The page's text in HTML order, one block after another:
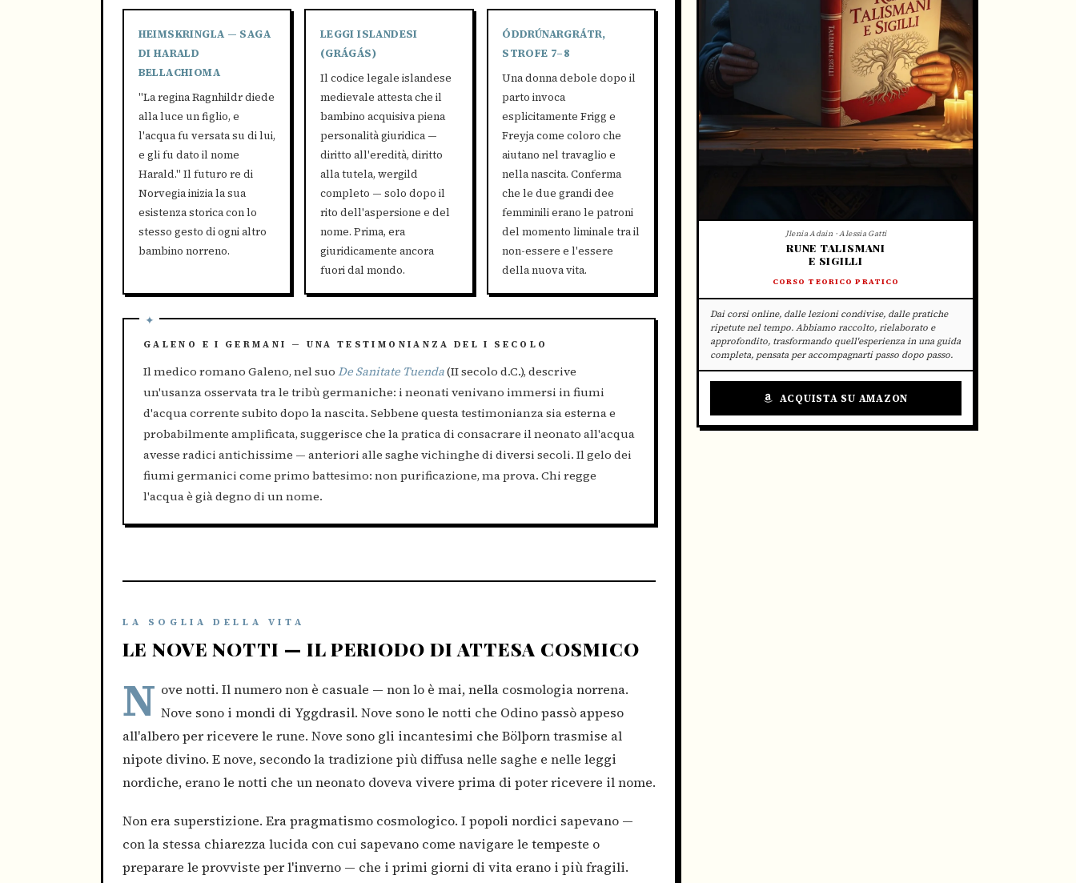
HEIMSKRINGLA — SAGA
DI HARALD
BELLACHIOMA
"La regina Ragnhildr diede
alla luce un figlio, e
l'acqua fu versata su di lui,
e gli fu dato il nome
Harald." Il futuro re di
Norvegia inizia la sua
esistenza storica con lo
stesso gesto di ogni altro
bambino norreno.
LEGGI ISLANDESI
(GRÁGÁS)
Il codice legale islandese
medievale attesta che il
bambino acquisiva piena
personalità giuridica —
diritto all'eredità, diritto
alla tutela, wergild
completo — solo dopo il
rito dell'aspersione e del
nome. Prima, era
giuridicamente ancora
fuori dal mondo.
ÓDDRÚNARGRÁTR,
STROFE 7–8
Una donna debole dopo il
parto invoca
esplicitamente Frigg e
Freyja come coloro che
aiutano nel travaglio e
nella nascita. Conferma
che le due grandi dee
femminili erano le patroni
del momento liminale tra il
non-essere e l'essere
della nuova vita.
GALENO E I GERMANI — UNA TESTIMONIANZA DEL I SECOLO
Il medico romano Galeno, nel suo De Sanitate Tuenda(II secolo d.C.), descrive
un'usanza osservata tra le tribù germaniche: i neonati venivano immersi in fiumi
d'acqua corrente subito dopo la nascita. Sebbene questa testimonianza sia esterna e
probabilmente amplificata, suggerisce che la pratica di consacrare il neonato all'acqua
avesse radici antichissime — anteriori alle saghe vichinghe di diversi secoli. Il gelo dei
fiumi germanici come primo battesimo: non purificazione, ma prova. Chi regge
l'acqua è già degno di un nome.
LA SOGLIA DELLA VITA
LE NOVE NOTTI — IL PERIODO DI ATTESA COSMICO
N ove notti. Il numero non è casuale — non lo è mai, nella cosmologia norrena.
Nove sono i mondi di Yggdrasil. Nove sono le notti che Odino passò appeso
all'albero per ricevere le rune. Nove sono gli incantesimi che Bölþorn trasmise al
nipote divino. E nove, secondo la tradizione più diffusa nelle saghe e nelle leggi
nordiche, erano le notti che un neonato doveva vivere prima di poter ricevere il nome.
Non era superstizione. Era pragmatismo cosmologico. I popoli nordici sapevano —
con la stessa chiarezza lucida con cui sapevano come navigare le tempeste o
preparare le provviste per l'inverno — che i primi giorni di vita erano i più fragili.
Jlenia Adain · Alessia Gatti
RUNE TALISMANI
E SIGILLI
CORSO TEORICO PRATICO
Dai corsi online, dalle lezioni condivise, dalle pratiche
ripetute nel tempo. Abbiamo raccolto, rielaborato e
approfondito, trasformando quell'esperienza in una guida
completa, pensata per accompagnarti passo dopo passo.
ACQUISTA SU AMAZON